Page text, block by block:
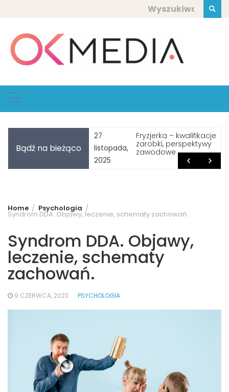
Szukaj:
Bądź na bieżąco
w roku – Blue
– fakt czy mit?
27
listopada,
2025
Fryzjerka – kwalifikacje,
zarobki, perspektywy
zawodowe
Home Psychologia
Syndrom DDA. Objawy, leczenie, schematy zachowań.
Syndrom DDA. Objawy,
leczenie, schematy
zachowań.
9 CZERWCA, 2023 PSYCHOLOGIA